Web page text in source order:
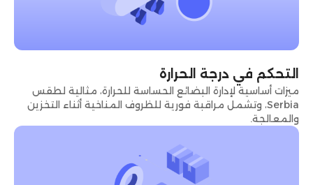
التحكم في درجة الحرارة
ميزات أساسية لإدارة البضائع الحساسة للحرارة، مثالية لطقس
Serbia، وتشمل مراقبة فورية للظروف المناخية أثناء التخزين
والمعالجة.